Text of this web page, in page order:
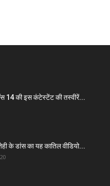
14 की इस कंटेस्टेंट की तस्वीरें...
के डांस का यह कातिल वीडियो...